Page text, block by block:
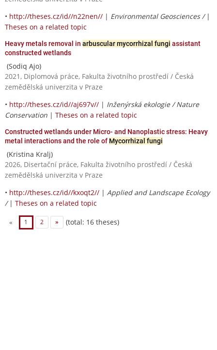
• http://theses.cz/id//n22nen// | Environmental Geosciences / |
Theses on a related topic
Heavy metals removal in arbuscular mycorrhizal fungi assistant
constructed wetlands
(Sodiq Ajo)
2021, Diplomová práce, Fakulta životního prostředí / Česká
zemědělská univerzita v Praze
• http://theses.cz/id//aj697v// | Inženýrská ekologie / Nature
Conservation | Theses on a related topic
Constructed wetlands under Micro- and Nanoplastic stress: Heavy
metal interactions and the role of Mycorrhizal fungi
(Kristina Kralj)
2026, Disertační práce, Fakulta životního prostředí / Česká
zemědělská univerzita v Praze
• http://theses.cz/id//kxoqt2// | Applied and Landscape Ecology
/ | Theses on a related topic
« 1 2 » (total: 16 theses)